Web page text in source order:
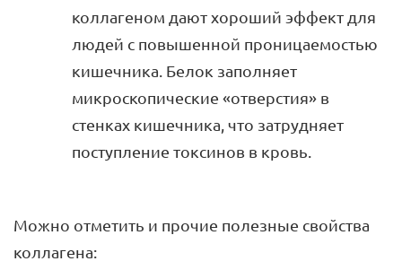
коллагеном дают хороший эффект для
людей с повышенной проницаемостью
кишечника. Белок заполняет
микроскопические «отверстия» в
стенках кишечника, что затрудняет
поступление токсинов в кровь.
Можно отметить и прочие полезные свойства
коллагена: